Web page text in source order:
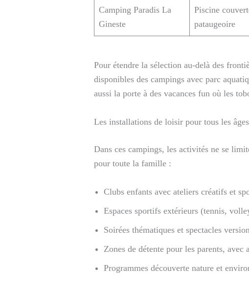
Camping Paradis La
Gineste
Piscine
pataugeoire
Pour étendre la sélection au-delà des
disponibles des campings avec parc
aussi la porte à des vacances fun où les
Les installations de loisir pour tous les âges
Dans ces campings, les activités ne se
pour toute la famille :
Clubs enfants avec ateliers créatifs et
Espaces sportifs extérieurs (tennis,
Soirées thématiques et spectacles
Zones de détente pour les parents, avec
Programmes découverte nature et